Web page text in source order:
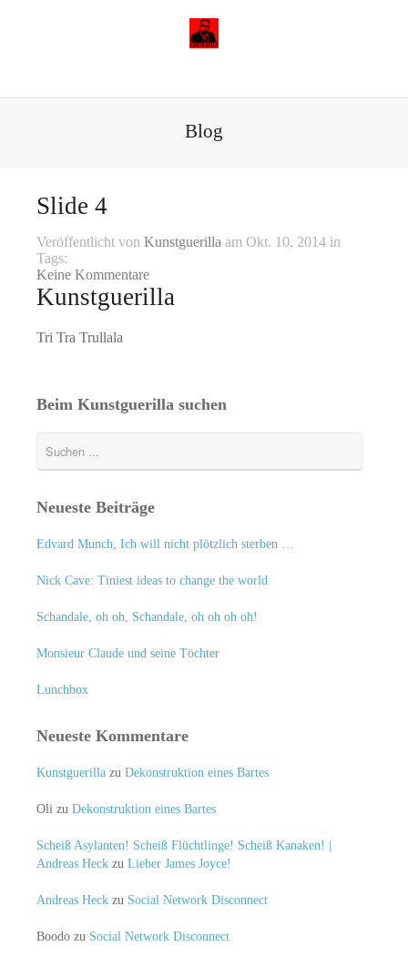
Blog
Slide 4
Veröffentlicht von Kunstguerilla am Okt. 10, 2014 in
Tags:
Keine Kommentare
Kunstguerilla
Tri Tra Trullala
Beim Kunstguerilla suchen
Neueste Beiträge
Edvard Munch, Ich will nicht plötzlich sterben …
Nick Cave: Tiniest ideas to change the world
Schandale, oh oh, Schandale, oh oh oh oh!
Monsieur Claude und seine Töchter
Lunchbox
Neueste Kommentare
Kunstguerillazu Dekonstruktion eines Bartes
Oli zu Dekonstruktion eines Bartes
Scheiß Asylanten! Scheiß Flüchtlinge! Scheiß Kanaken! |
Andreas Heckzu Lieber James Joyce!
Andreas Heckzu Social Network Disconnect
Boodozu Social Network Disconnect